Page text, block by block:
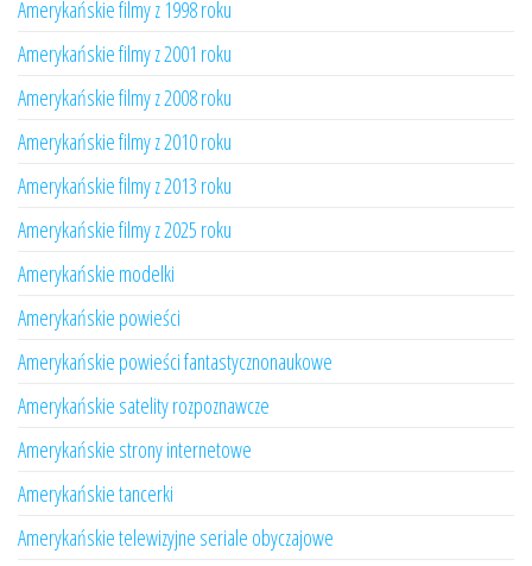
Amerykańskie filmy z 1998 roku
Amerykańskie filmy z 2001 roku
Amerykańskie filmy z 2008 roku
Amerykańskie filmy z 2010 roku
Amerykańskie filmy z 2013 roku
Amerykańskie filmy z 2025 roku
Amerykańskie modelki
Amerykańskie powieści
Amerykańskie powieści fantastycznonaukowe
Amerykańskie satelity rozpoznawcze
Amerykańskie strony internetowe
Amerykańskie tancerki
Amerykańskie telewizyjne seriale obyczajowe